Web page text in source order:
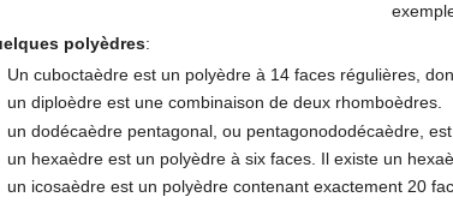
polyèdres:
Un cuboctaèdre est un polyèdre à 14 faces régulières,
un diploèdre est une combinaison de deux rhomboèdres.
un dodécaèdre pentagonal, ou pentagonododécaèdre,
un hexaèdre est un polyèdre à six faces. Il existe un
un icosaèdre est un polyèdre contenant exactement 20